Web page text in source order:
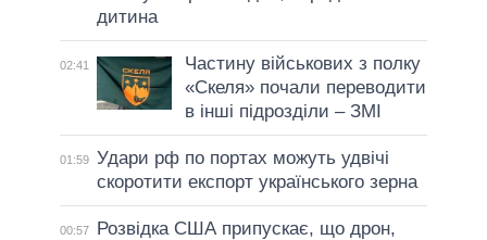
дитина
02:41
Частину військових з полку
«Скеля» почали переводити
в інші підрозділи – ЗМІ
01:59 Удари рф по портах можуть удвічі
скоротити експорт українського зерна
00:57
Розвідка США припускає, що дрон,